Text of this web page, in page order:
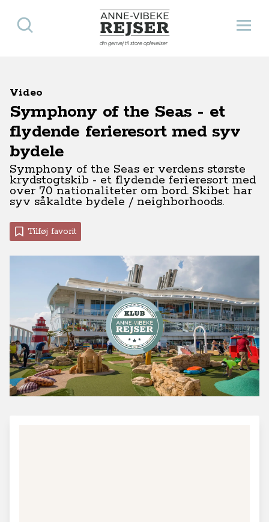
Anne-Vibeke Rejser
din genvej til store oplevelser
Åbn
Søg
Video
Symphony of the Seas - et
flydende ferieresort med syv
bydele
Symphony of the Seas er verdens største
krydstogtskib - et flydende ferieresort med
over 70 nationaliteter om bord. Skibet har
syv såkaldte bydele / neighborhoods.
Tilføj favorit